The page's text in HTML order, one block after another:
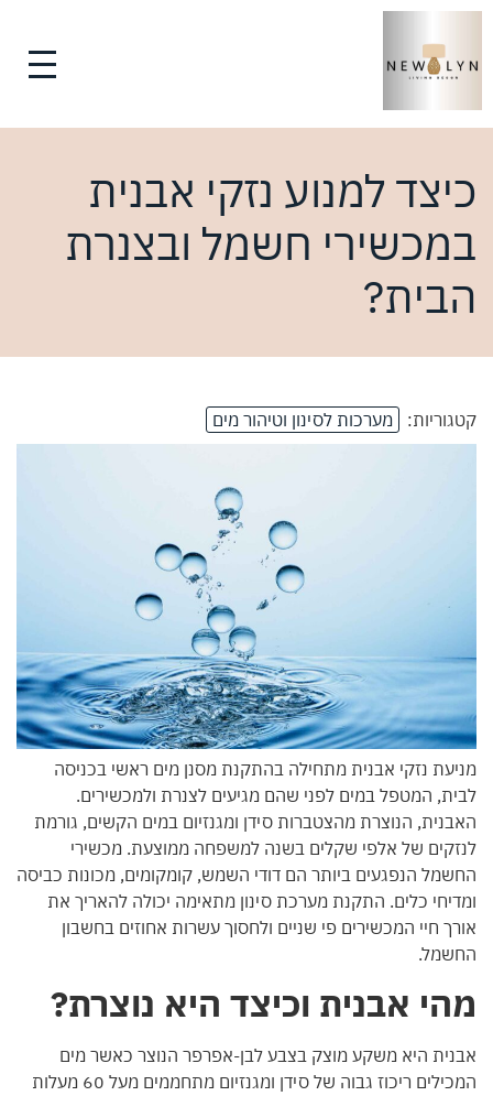
כיצד למנוע נזקי אבנית
במכשירי חשמל ובצנרת
הבית?
קטגוריות: מערכות לסינון וטיהור מים
מניעת נזקי אבנית מתחילה בהתקנת מסנן מים ראשי בכניסה
לבית, המטפל במים לפני שהם מגיעים לצנרת ולמכשירים.
האבנית, הנוצרת מהצטברות סידן ומגנזיום במים הקשים, גורמת
לנזקים של אלפי שקלים בשנה למשפחה ממוצעת. מכשירי
החשמל הנפגעים ביותר הם דודי השמש, קומקומים, מכונות כביסה
ומדיחי כלים. התקנת מערכת סינון מתאימה יכולה להאריך את
אורך חיי המכשירים פי שניים ולחסוך עשרות אחוזים בחשבון
החשמל.
מהי אבנית וכיצד היא נוצרת?
אבנית היא משקע מוצק בצבע לבן-אפרפר הנוצר כאשר מים
המכילים ריכוז גבוה של סידן ומגנזיום מתחממים מעל 60 מעלות